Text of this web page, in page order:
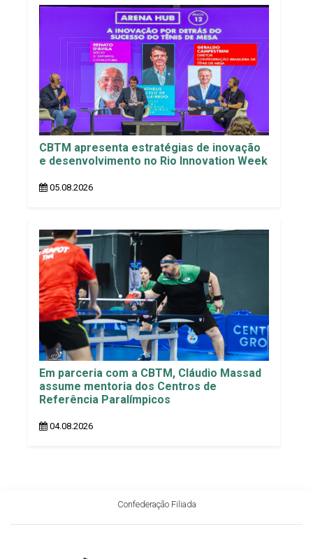
CBTM apresenta estratégias de inovação
e desenvolvimento no Rio Innovation Week
05.08.2026
Em parceria com a CBTM, Cláudio Massad
assume mentoria dos Centros de
Referência Paralímpicos
04.08.2026
Confederação Filiada